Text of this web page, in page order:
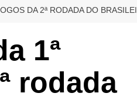
DA 2ª RODADA DO
1ª
rodada